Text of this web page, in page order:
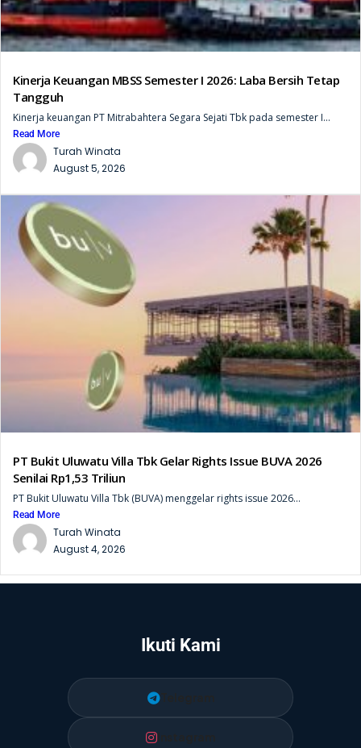
Kinerja Keuangan MBSS Semester I 2026: Laba Bersih Tetap
Tangguh
Kinerja keuangan PT Mitrabahtera Segara Sejati Tbk pada semester I...
Read More
Turah Winata
August 5, 2026
PT Bukit Uluwatu Villa Tbk Gelar Rights Issue BUVA 2026
Senilai Rp1,53 Triliun
PT Bukit Uluwatu Villa Tbk (BUVA) menggelar rights issue 2026...
Read More
Turah Winata
August 4, 2026
Ikuti Kami
Telegram